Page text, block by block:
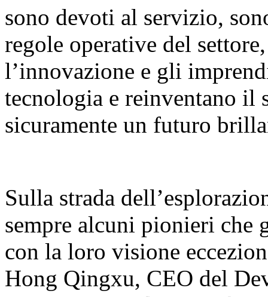
sono devoti al servizio,
regole operative del
l’innovazione e gli
tecnologia e reinventano il
sicuramente un futuro
Sulla strada
sempre alcuni pionieri che
con la loro visione
Hong Qingxu, CEO del